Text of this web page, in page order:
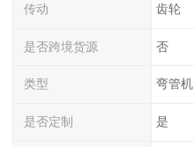
传动 齿轮
是否跨境货源 否
类型 弯管机
是否定制 是